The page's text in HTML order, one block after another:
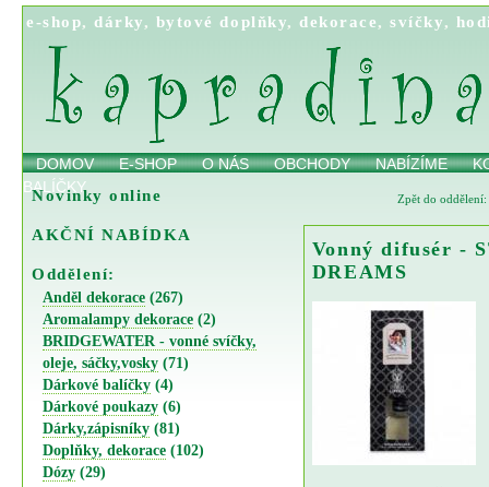
e-shop,dárky, bytové doplňky,dekorace,svíčky,
DOMOV E-SHOP O NÁS OBCHODY NABÍZÍME
BALÍČKY
Novinky online
AKČNÍ NABÍDKA
Oddělení:
Anděl dekorace (267)
Aromalampy dekorace (2)
BRIDGEWATER - vonné svíčky,
oleje, sáčky,vosky (71)
Dárkové balíčky (4)
Dárkové poukazy (6)
Dárky,zápisníky (81)
Doplňky, dekorace (102)
Dózy (29)
Zpět do oddělení:
Vonný difusér -
DREAMS